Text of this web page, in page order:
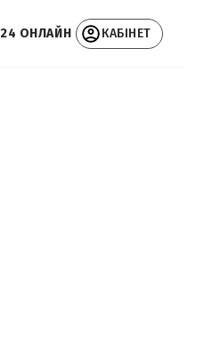
24 ОНЛАЙН КАБІНЕТ